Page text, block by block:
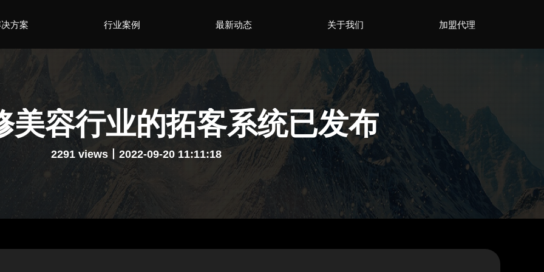
方案 行业案例 最新动态 关于我们 加盟代理
美容行业的拓客系统已发布
2291 views丨2022-09-20 11:11:18